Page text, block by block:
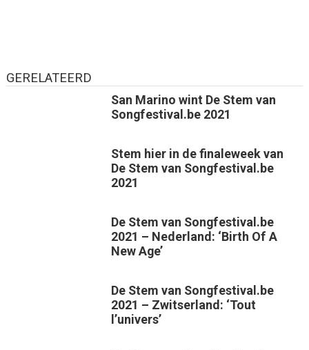
GERELATEERD
San Marino wint De Stem van
Songfestival.be 2021
Stem hier in de finaleweek van
De Stem van Songfestival.be
2021
De Stem van Songfestival.be
2021 – Nederland: ‘Birth Of A
New Age’
De Stem van Songfestival.be
2021 – Zwitserland: ‘Tout
l’univers’